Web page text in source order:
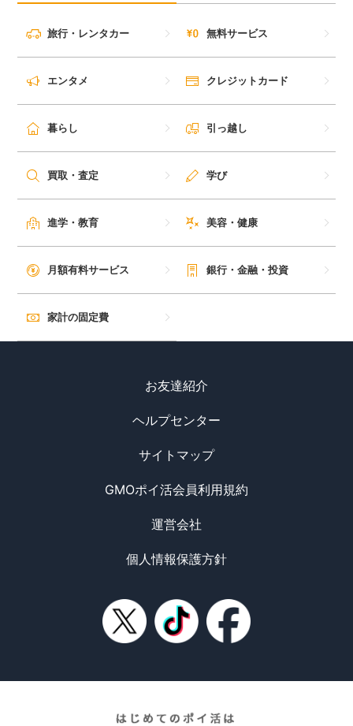
旅行・レンタカー 無料サービス
エンタメ クレジットカード
暮らし 引っ越し
買取・査定 学び
進学・教育 美容・健康
月額有料サービス 銀行・金融・投資
家計の固定費
お友達紹介
ヘルプセンター
サイトマップ
GMOポイ活会員利用規約
運営会社
個人情報保護方針